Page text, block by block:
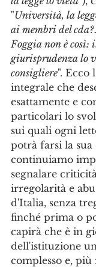
"Università, la
ai membri del cda?
Foggia non è così:
giurisprudenza lo
consigliere". Ecco
integrale che
esattamente e
particolari lo
sui quali ogni
potrà farsi la
continuiamo
segnalare
irregolarità e
d'Italia, senza
finché prima o
capirà che è in
dell'istituzione
complesso e, più